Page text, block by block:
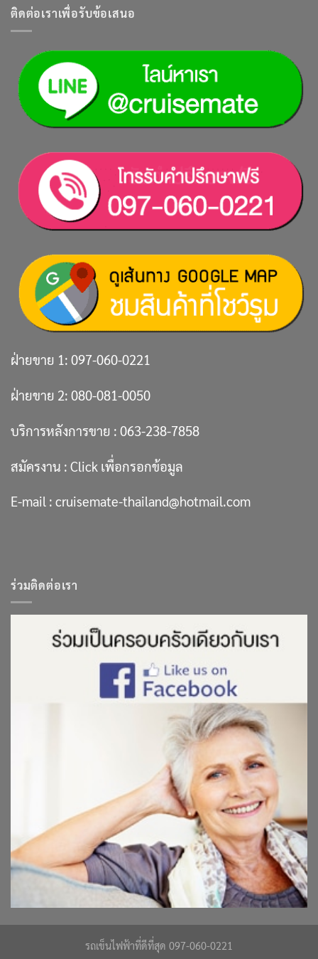
ติดต่อเราเพื่อรับข้อเสนอ
ฝ่ายขาย 1: 097-060-0221
ฝ่ายขาย 2: 080-081-0050
บริการหลังการขาย : 063-238-7858
สมัครงาน : Click เพื่อกรอกข้อมูล
E-mail : cruisemate-thailand@hotmail.com
ร่วมติดต่อเรา
รถเข็นไฟฟ้าที่ดีที่สุด 097-060-0221